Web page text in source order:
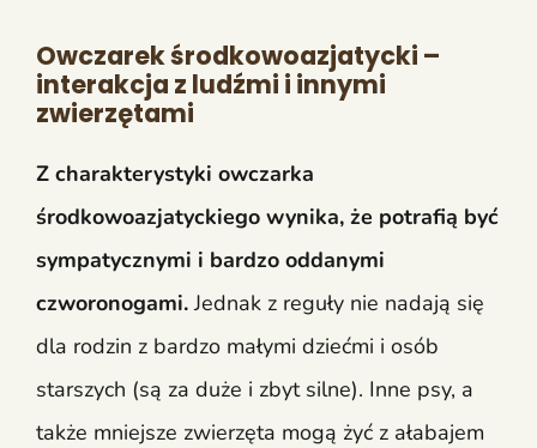
Owczarek środkowoazjatycki –
interakcja z ludźmi i innymi
zwierzętami
Z charakterystyki owczarka
środkowoazjatyckiego wynika, że potrafią być
sympatycznymi i bardzo oddanymi
czworonogami.Jednak z reguły nie nadają się
dla rodzin z bardzo małymi dziećmi i osób
starszych (są za duże i zbyt silne). Inne psy, a
także mniejsze zwierzęta mogą żyć z ałabajem